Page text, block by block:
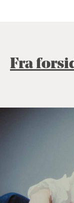
Fra